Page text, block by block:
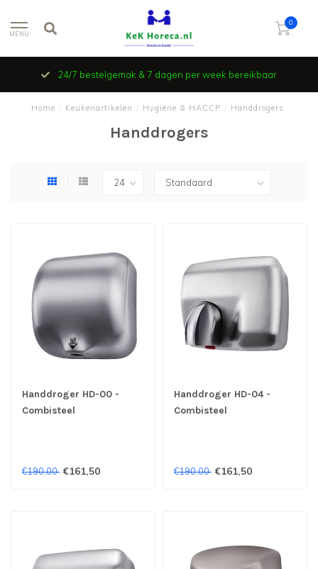
MENU
0
24/7 bestelgemak & 7 dagen per week bereikbaar
Home Keukenartikelen Hygiëne & HACCP Handdrogers
Handdrogers
Handdroger HD-00 -
Combisteel
€190,00 €161,50
Handdroger HD-04 -
Combisteel
€190,00 €161,50